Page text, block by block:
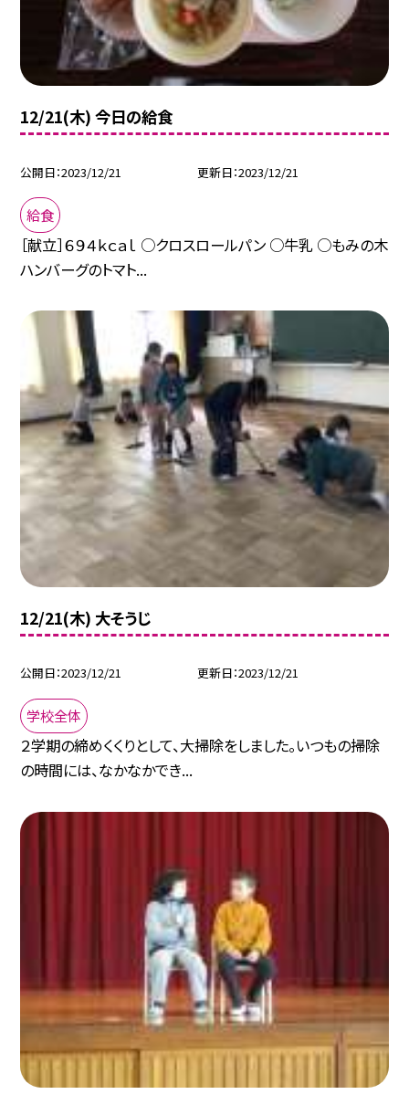
12/21(木) 今日の給食
公開日 2023/12/21 更新日 2023/12/21
給食
［献立］６９４ｋｃａｌ ○クロスロールパン ○牛乳 ○もみの木
ハンバーグのトマト...
12/21(木) 大そうじ
公開日 2023/12/21 更新日 2023/12/21
学校全体
２学期の締めくくりとして、大掃除をしました。いつもの掃除
の時間には、なかなかでき...